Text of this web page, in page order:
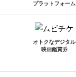
プラットフォーム
オトクなデジタル
映画鑑賞券